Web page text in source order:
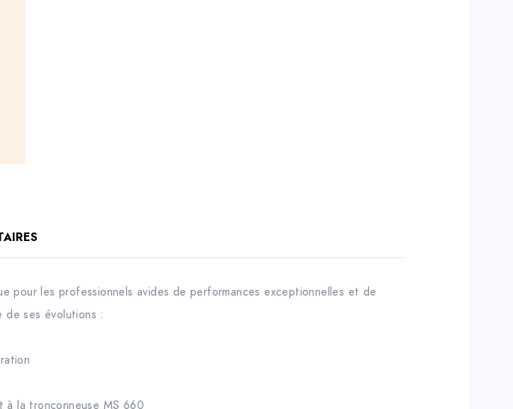
pour les professionnels avides de performances exceptionnelles et de
de ses évolutions :
la tronçonneuse MS 660